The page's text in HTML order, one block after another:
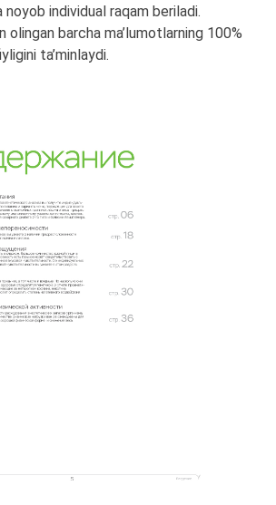
noyob individual raqam beriladi.
olingan barcha ma’lumotlarning 100%
ta’minlaydi.